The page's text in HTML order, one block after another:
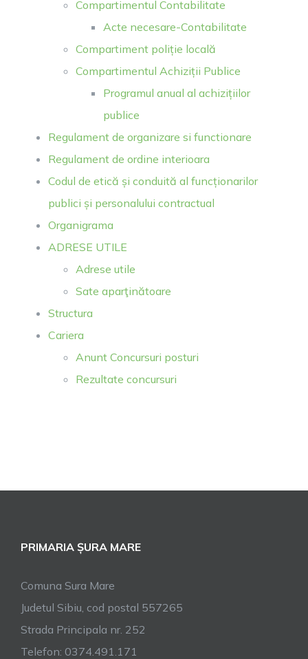
Compartimentul Contabilitate
Acte necesare-Contabilitate
Compartiment poliție locală
Compartimentul Achiziții Publice
Programul anual al achizițiilor
publice
Regulament de organizare si functionare
Regulament de ordine interioara
Codul de etică și conduită al funcționarilor
publici și personalului contractual
Organigrama
ADRESE UTILE
Adrese utile
Sate aparţinătoare
Structura
Cariera
Anunt Concursuri posturi
Rezultate concursuri
PRIMARIA ȘURA MARE
Comuna Sura Mare
Judetul Sibiu, cod postal 557265
Strada Principala nr. 252
Telefon: 0374.491.171